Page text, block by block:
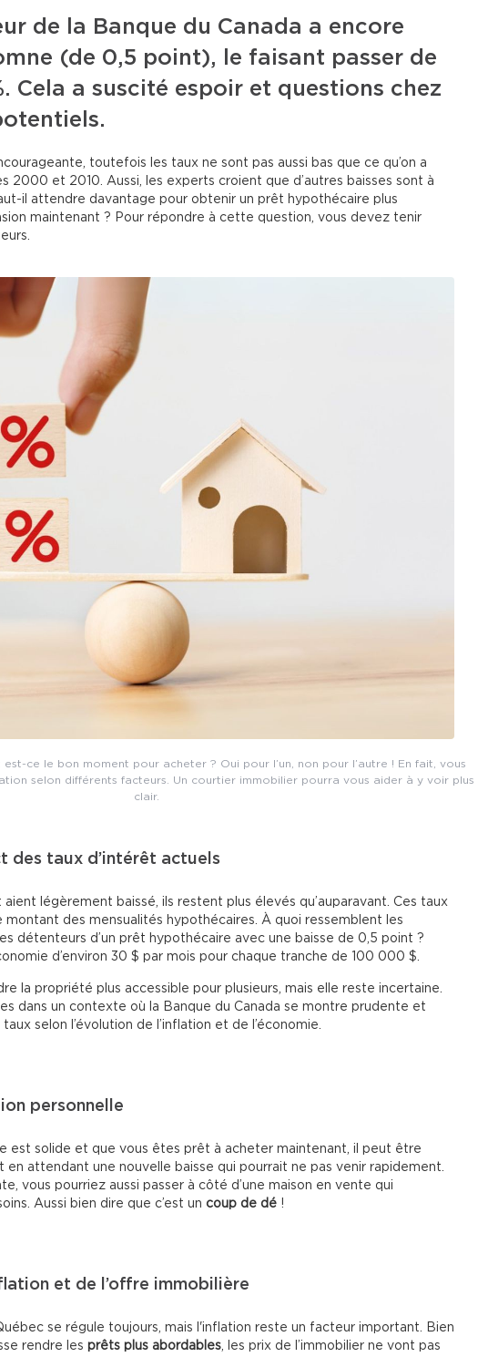
de la Banque du Canada a encore
(de 0,5 point), le faisant passer de
Cela a suscité espoir et questions chez
toutefois les taux ne sont pas aussi bas que ce qu’on a
2000 et 2010. Aussi, les experts croient que d’autres baisses sont à
il attendre davantage pour obtenir un prêt hypothécaire plus
maintenant ? Pour répondre à cette question, vous devez tenir
ce le bon moment pour acheter ? Oui pour l’un, non pour l’autre ! En fait, vous
selon différents facteurs. Un courtier immobilier pourra vous aider à y voir plus
clair.
des taux d’intérêt actuels
aient légèrement baissé, ils restent plus élevés qu’auparavant. Ces taux
des mensualités hypothécaires. À quoi ressemblent les
détenteurs d’un prêt hypothécaire avec une baisse de 0,5 point ?
d’environ 30 $ par mois pour chaque tranche de 100 000 $.
la propriété plus accessible pour plusieurs, mais elle reste incertaine.
dans un contexte où la Banque du Canada se montre prudente et
selon l’évolution de l’inflation et de l’économie.
personnelle
est solide et que vous êtes prêt à acheter maintenant, il peut être
en attendant une nouvelle baisse qui pourrait ne pas venir rapidement.
vous pourriez aussi passer à côté d’une maison en vente qui
Aussi bien dire que c’est un coup de dé !
et de l’offre immobilière
se régule toujours, mais l'inflation reste un facteur important. Bien
rendre les prêts plus abordables, les prix de l’immobilier ne vont pas